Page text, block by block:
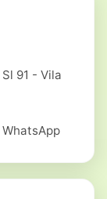
91 - Vila
WhatsApp